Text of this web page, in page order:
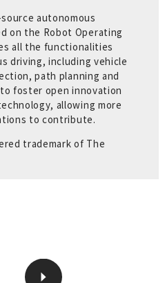
・作成サービス
・運用支援
知能
autonomous
on the Robot Operating
all the functionalities
driving, including vehicle
path planning and
foster open innovation
allowing more
to contribute.
trademark of The